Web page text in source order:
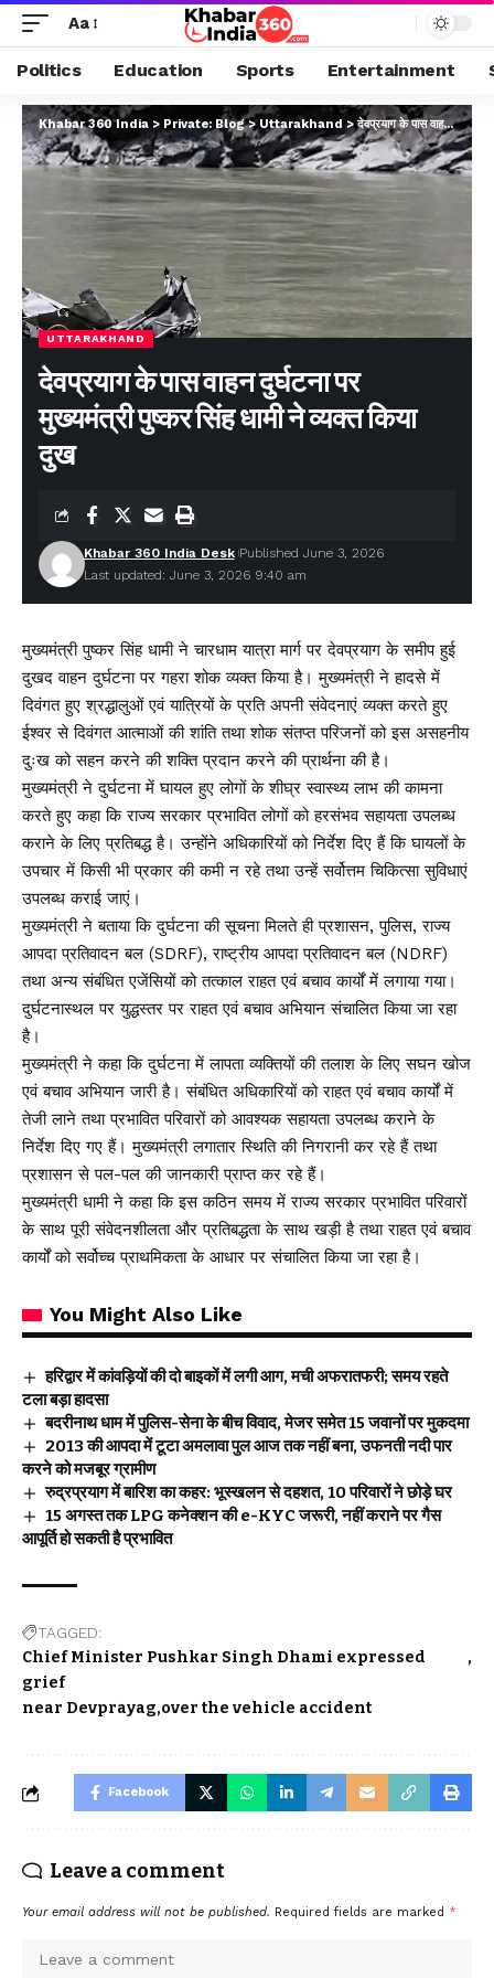
Aa
Politics Education Sports Entertainment
Khabar 360 India > Private: Blog> Uttarakhand >देवप्रयाग के पास वाहन दुर्घटना पर मुख्यमंत्री पुष्कर सिंह धामी ने व्यक्त किया दुख
UTTARAKHAND
देवप्रयाग के पास वाहन दुर्घटना पर
मुख्यमंत्री पुष्कर सिंह धामी ने व्यक्त किया
दुख
Last updated: June 3, 2026 9:40 am
Khabar 360 India Desk Published June 3, 2026
मुख्यमंत्री पुष्कर सिंह धामी ने चारधाम यात्रा मार्ग पर देवप्रयाग के समीप हुई
दुखद वाहन दुर्घटना पर गहरा शोक व्यक्त किया है। मुख्यमंत्री ने हादसे में
दिवंगत हुए श्रद्धालुओं एवं यात्रियों के प्रति अपनी संवेदनाएं व्यक्त करते हुए
ईश्वर से दिवंगत आत्माओं की शांति तथा शोक संतप्त परिजनों को इस असहनीय
दुःख को सहन करने की शक्ति प्रदान करने की प्रार्थना की है।
मुख्यमंत्री ने दुर्घटना में घायल हुए लोगों के शीघ्र स्वास्थ्य लाभ की कामना
करते हुए कहा कि राज्य सरकार प्रभावित लोगों को हरसंभव सहायता उपलब्ध
कराने के लिए प्रतिबद्ध है। उन्होंने अधिकारियों को निर्देश दिए हैं कि घायलों के
उपचार में किसी भी प्रकार की कमी न रहे तथा उन्हें सर्वोत्तम चिकित्सा सुविधाएं
उपलब्ध कराई जाएं।
मुख्यमंत्री ने बताया कि दुर्घटना की सूचना मिलते ही प्रशासन, पुलिस, राज्य
आपदा प्रतिवादन बल (SDRF), राष्ट्रीय आपदा प्रतिवादन बल (NDRF)
तथा अन्य संबंधित एजेंसियों को तत्काल राहत एवं बचाव कार्यों में लगाया गया।
दुर्घटनास्थल पर युद्धस्तर पर राहत एवं बचाव अभियान संचालित किया जा रहा
है।
मुख्यमंत्री ने कहा कि दुर्घटना में लापता व्यक्तियों की तलाश के लिए सघन खोज
एवं बचाव अभियान जारी है। संबंधित अधिकारियों को राहत एवं बचाव कार्यों में
तेजी लाने तथा प्रभावित परिवारों को आवश्यक सहायता उपलब्ध कराने के
निर्देश दिए गए हैं। मुख्यमंत्री लगातार स्थिति की निगरानी कर रहे हैं तथा
प्रशासन से पल-पल की जानकारी प्राप्त कर रहे हैं।
मुख्यमंत्री धामी ने कहा कि इस कठिन समय में राज्य सरकार प्रभावित परिवारों
के साथ पूरी संवेदनशीलता और प्रतिबद्धता के साथ खड़ी है तथा राहत एवं बचाव
कार्यों को सर्वोच्च प्राथमिकता के आधार पर संचालित किया जा रहा है।
You Might Also Like
हरिद्वार में कांवड़ियों की दो बाइकों में लगी आग, मची अफरातफरी; समय रहते
टला बड़ा हादसा
बदरीनाथ धाम में पुलिस-सेना के बीच विवाद, मेजर समेत 15 जवानों पर मुकदमा
2013 की आपदा में टूटा अमलावा पुल आज तक नहीं बना, उफनती नदी पार
करने को मजबूर ग्रामीण
रुद्रप्रयाग में बारिश का कहर: भूस्खलन से दहशत, 10 परिवारों ने छोड़े घर
15 अगस्त तक LPG कनेक्शन की e-KYC जरूरी, नहीं कराने पर गैस
आपूर्ति हो सकती है प्रभावित
TAGGED:
Chief Minister Pushkar Singh Dhami expressed
grief
near Devprayag over the vehicle accident
Facebook
Leave a comment
Your email address will not be published. Required fields are marked *